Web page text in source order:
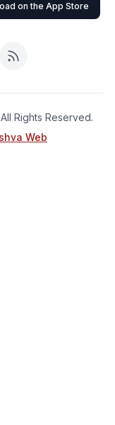
on the App Store
Rights Reserved.
Web